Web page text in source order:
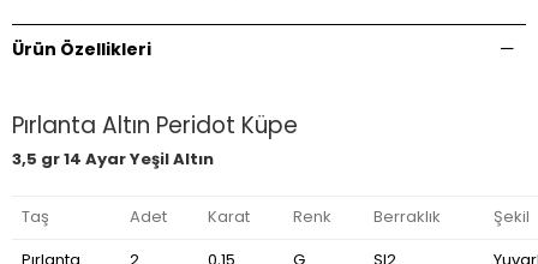
Ürün Özellikleri
Pırlanta Altın Peridot Küpe
3,5 gr 14 Ayar Yeşil Altın
Taş Adet Karat Renk Berraklık
Şekil